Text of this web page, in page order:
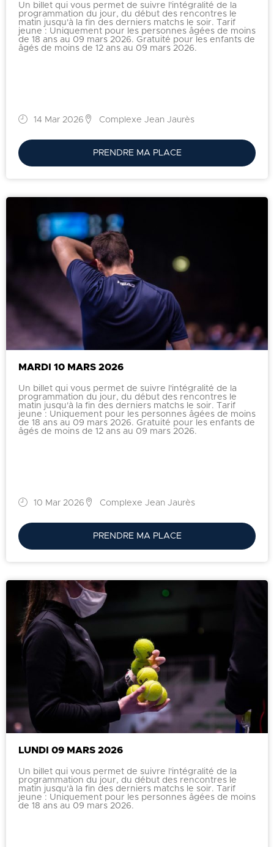
Un billet qui vous permet de suivre l'intégralité de la
programmation du jour, du début des rencontres le
matin jusqu'à la fin des derniers matchs le soir. Tarif
jeune : Uniquement pour les personnes âgées de moins
de 18 ans au 09 mars 2026. Gratuité pour les enfants de
âgés de moins de 12 ans au 09 mars 2026.
14 Mar 2026 Complexe Jean Jaurès
PRENDRE MA PLACE
MARDI 10 MARS 2026
Un billet qui vous permet de suivre l'intégralité de la
programmation du jour, du début des rencontres le
matin jusqu'à la fin des derniers matchs le soir. Tarif
jeune : Uniquement pour les personnes âgées de moins
de 18 ans au 09 mars 2026. Gratuité pour les enfants de
âgés de moins de 12 ans au 09 mars 2026.
10 Mar 2026 Complexe Jean Jaurès
PRENDRE MA PLACE
LUNDI 09 MARS 2026
Un billet qui vous permet de suivre l'intégralité de la
programmation du jour, du début des rencontres le
matin jusqu'à la fin des derniers matchs le soir. Tarif
jeune : Uniquement pour les personnes âgées de moins
de 18 ans au 09 mars 2026.